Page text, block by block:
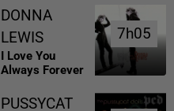
DONNA
LEWIS
I Love You
Always Forever
7h05
7h05
PUSSYCAT